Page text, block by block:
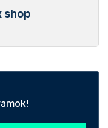
shop